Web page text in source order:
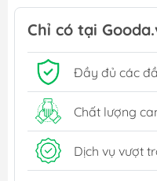
Chỉ có tại
Đầy đủ các
Chất lượng
Dịch vụ vượt